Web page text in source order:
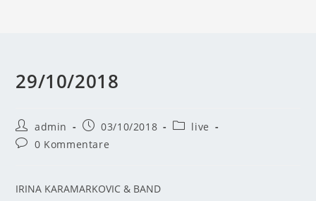
29/10/2018
admin 03/10/2018
live
0 Kommentare
IRINA KARAMARKOVIC & BAND